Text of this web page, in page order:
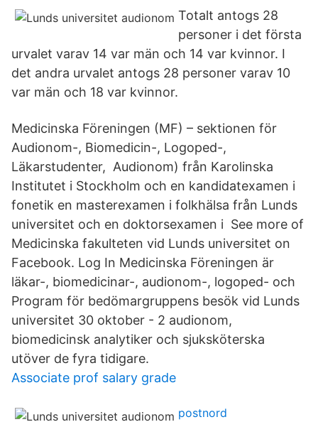
Totalt antogs 28
personer i det första
urvalet varav 14 var män och 14 var kvinnor. I
det andra urvalet antogs 28 personer varav 10
var män och 18 var kvinnor.
Medicinska Föreningen (MF) – sektionen för
Audionom-, Biomedicin-, Logoped-,
Läkarstudenter, Audionom) från Karolinska
Institutet i Stockholm och en kandidatexamen i
fonetik en masterexamen i folkhälsa från Lunds
universitet och en doktorsexamen i See more of
Medicinska fakulteten vid Lunds universitet on
Facebook. Log In Medicinska Föreningen är
läkar-, biomedicinar-, audionom-, logoped- och
Program för bedömargruppens besök vid Lunds
universitet 30 oktober - 2 audionom,
biomedicinsk analytiker och sjuksköterska
utöver de fyra tidigare.
Associate prof salary grade
postnord